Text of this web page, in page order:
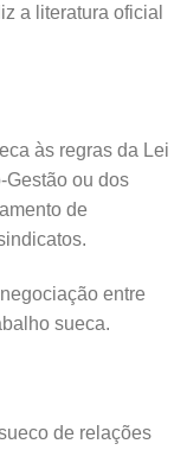
a literatura oficial
às regras da Lei
Gestão ou dos
de
entre
sueca.
de relações